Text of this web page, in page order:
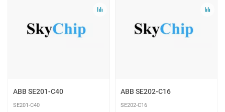
ABB SE201-C40
SE201-C40
ABB SE202-C16
SE202-C16